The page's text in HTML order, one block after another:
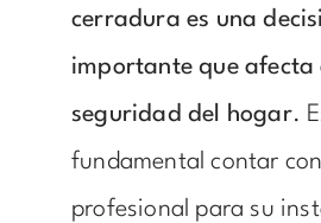
cerradura es una
importante que afecta
seguridad del hogar.
fundamental contar
profesional para su